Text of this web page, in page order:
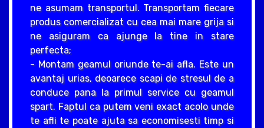
ne asumam transportul. Transportam fiecare
produs comercializat cu cea mai mare grija si
ne asiguram ca ajunge la tine in stare
perfecta;
- Montam geamul oriunde te-ai afla. Este un
avantaj urias, deoarece scapi de stresul de a
conduce pana la primul service cu geamul
spart. Faptul ca putem veni exact acolo unde
te afli te poate ajuta sa economisesti timp si